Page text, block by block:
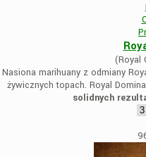
(Royal
Nasiona marihuany z odmiany
żywicznych topach. Royal
solidnych